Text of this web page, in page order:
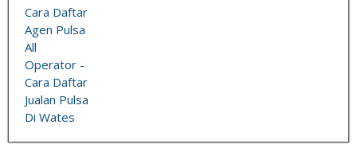
Cara Daftar
Agen Pulsa
All
Operator -
Cara Daftar
Jualan Pulsa
Di Wates